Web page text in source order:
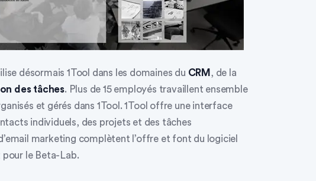
désormais 1Tool dans les domaines du CRM , de la
des tâches. Plus de 15 employés travaillent ensemble
et gérés dans 1Tool. 1Tool offre une interface
individuels, des projets et des tâches
marketing complètent l’offre et font du logiciel
le Beta-Lab.